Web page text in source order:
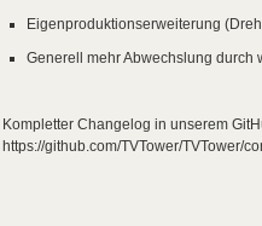
Eigenproduktionserweiterung
Generell mehr Abwechslung durch
Kompletter Changelog in unserem
https://github.com/TVTower/TVTower/